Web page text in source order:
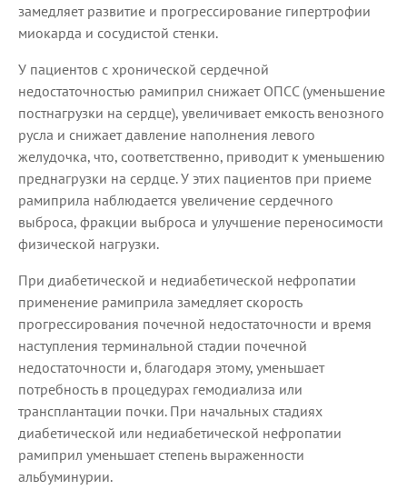
замедляет развитие и прогрессирование гипертрофии
миокарда и сосудистой стенки.
У пациентов с хронической сердечной
недостаточностью рамиприл снижает ОПСС (уменьшение
постнагрузки на сердце), увеличивает емкость венозного
русла и снижает давление наполнения левого
желудочка, что, соответственно, приводит к уменьшению
преднагрузки на сердце. У этих пациентов при приеме
рамиприла наблюдается увеличение сердечного
выброса, фракции выброса и улучшение переносимости
физической нагрузки.
При диабетической и недиабетической нефропатии
применение рамиприла замедляет скорость
прогрессирования почечной недостаточности и время
наступления терминальной стадии почечной
недостаточности и, благодаря этому, уменьшает
потребность в процедурах гемодиализа или
трансплантации почки. При начальных стадиях
диабетической или недиабетической нефропатии
рамиприл уменьшает степень выраженности
альбуминурии.